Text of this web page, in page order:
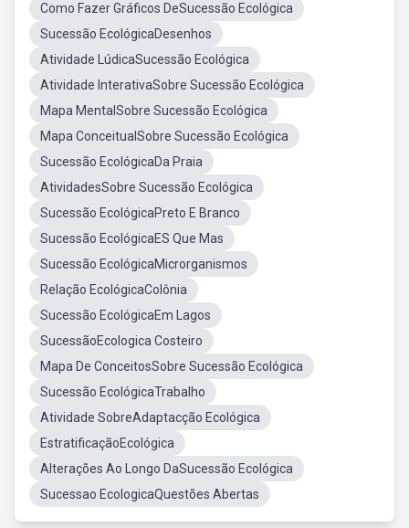
Como Fazer Gráficos DeSucessão Ecológica
Sucessão EcológicaDesenhos
Atividade LúdicaSucessão Ecológica
Atividade InterativaSobre Sucessão Ecológica
Mapa MentalSobre Sucessão Ecológica
Mapa ConceitualSobre Sucessão Ecológica
Sucessão EcológicaDa Praia
AtividadesSobre Sucessão Ecológica
Sucessão EcológicaPreto E Branco
Sucessão EcológicaES Que Mas
Sucessão EcológicaMicrorganismos
Relação EcológicaColônia
Sucessão EcológicaEm Lagos
SucessãoEcologica Costeiro
Mapa De ConceitosSobre Sucessão Ecológica
Sucessão EcológicaTrabalho
Atividade SobreAdaptacção Ecológica
EstratificaçãoEcológica
Alterações Ao Longo DaSucessão Ecológica
Sucessao EcologicaQuestões Abertas